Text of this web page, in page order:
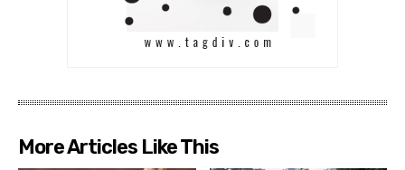
More Articles Like This